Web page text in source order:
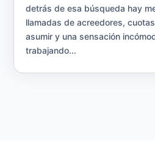
detrás de esa búsqueda hay
llamadas de acreedores,
asumir y una sensación
trabajando...